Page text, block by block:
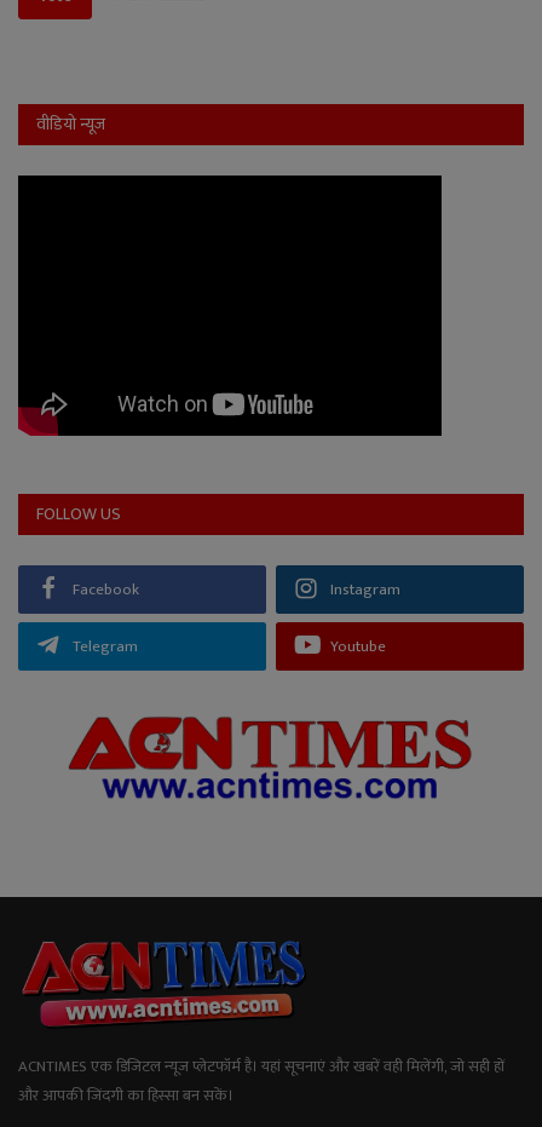
वीडियो न्यूज
FOLLOW US
Facebook Instagram
Telegram Youtube
ACNTIMES एक डिजिटल न्यूज प्लेटफॉर्म है। यहां सूचनाएं और खबरें वही मिलेंगी, जो सही हों
और आपकी जिंदगी का हिस्सा बन सकें।